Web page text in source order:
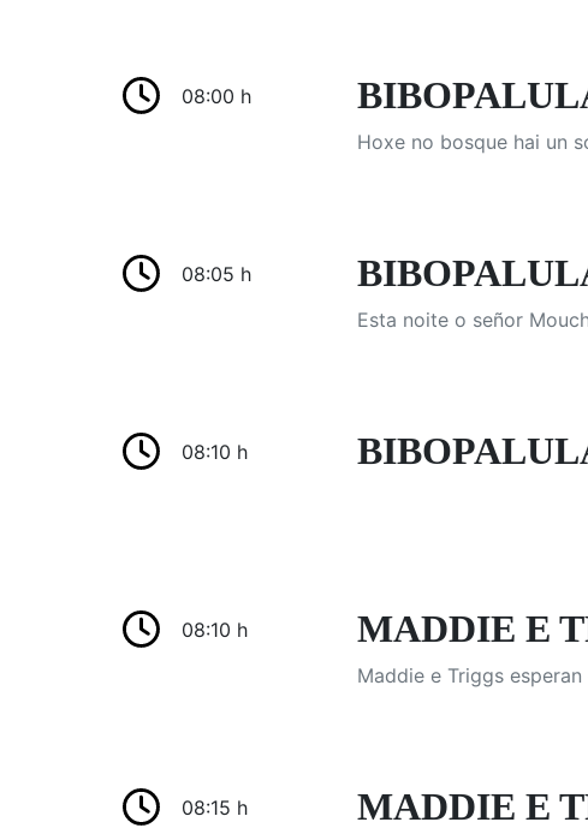
08:00 h
Hoxe no bosque hai un
08:05 h
Esta noite o señor
08:10 h
08:10 h MADDIE E
Maddie e Triggs
08:15 h MADDIE E